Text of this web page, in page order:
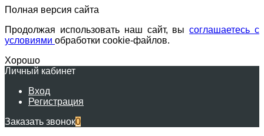
Полная версия сайта
Продолжая использовать наш сайт, высоглашаетесь с
условиями обработки cookie-файлов.
Хорошо
Личный кабинет
Вход
Регистрация
Заказать звонок0